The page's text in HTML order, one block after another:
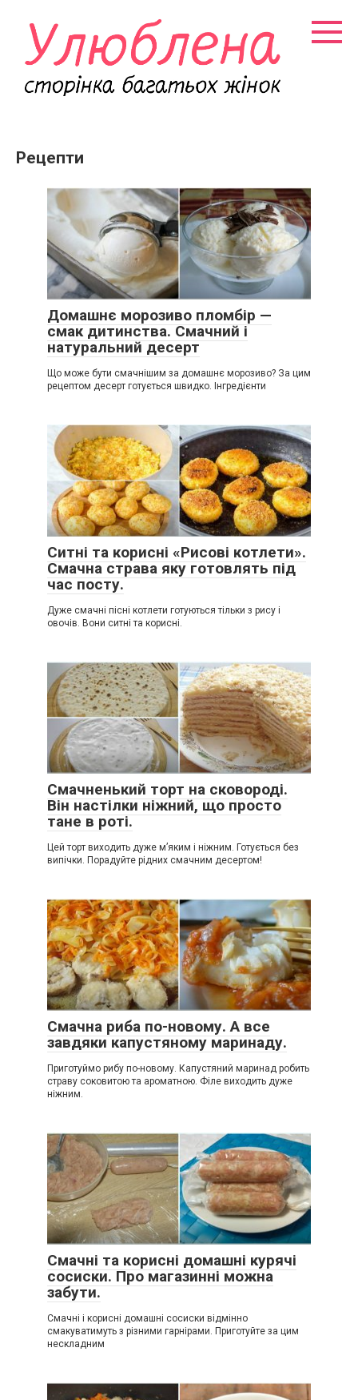
контенту
Рецепти
Домашнє морозиво пломбір —
смак дитинства. Смачний і
натуральний десерт
Що може бути смачнішим за домашнє морозиво? За цим
рецептом десерт готується швидко. Інгредієнти
Ситні та корисні «Рисові котлети».
Смачна страва яку готовлять під
час посту.
Дуже смачні пісні котлети готуються тільки з рису і
овочів. Вони ситні та корисні.
Смачненький торт на сковороді.
Він настілки ніжний, що просто
тане в роті.
Цей торт виходить дуже м’яким і ніжним. Готується без
випічки. Порадуйте рідних смачним десертом!
Смачна риба по-новому. А все
завдяки капустяному маринаду.
Приготуймо рибу по-новому. Капустяний маринад робить
страву соковитою та ароматною. Філе виходить дуже
ніжним.
Смачні та корисні домашні курячі
сосиски. Про магазинні можна
забути.
Смачні і корисні домашні сосиски відмінно
смакуватимуть з різними гарнірами. Приготуйте за цим
нескладним